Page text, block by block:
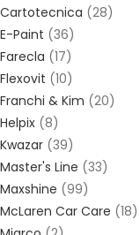
Cartotecnica (28)
E-Paint (36)
Farecla (17)
Flexovit (10)
Franchi & Kim (20)
Helpix (8)
Kwazar (39)
Master's Line (33)
Maxshine (99)
McLaren Car Care (18)